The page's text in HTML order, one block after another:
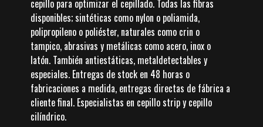
cepillo para optimizar el cepillado. Todas las fibras
disponibles; sintéticas como nylon o poliamida,
polipropileno o poliéster, naturales como crin o
tampico, abrasivas y metálicas como acero, inox o
latón. También antiestáticas, metaldetectables y
especiales. Entregas de stock en 48 horas o
fabricaciones a medida, entregas directas de fábrica a
cliente final. Especialistas en cepillo strip y cepillo
cilíndrico.